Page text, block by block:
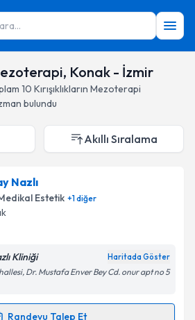
Mezoterapi, Konak - İzmir
10 Kırışıklıkların Mezoterapi
bulundu
Akıllı Sıralama
Nazlı
Estetik +1diğer
Kliniği Haritada Göster
Dr. Mustafa Enver Bey Cd. onur apt no 5
Randevu Talep Et